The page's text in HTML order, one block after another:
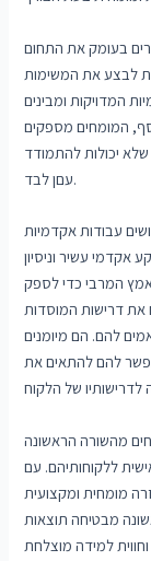
בעומק את התחום
לבצע את המשימות
המדויקות ומבינים
המומחים מספקים
שלא יכולות להתמודד
עםן לבד.
עבודות אקדמיות
אקדמי עשיר וניסיון
המרבי כדי לספק
את דרישות המוסדות
להם. הם מיומנים
להם להתאים את
מהשורה הראשונה
ללקוחותיהם. עם
מומחית ומקצועית
מבטיחה תוצאות